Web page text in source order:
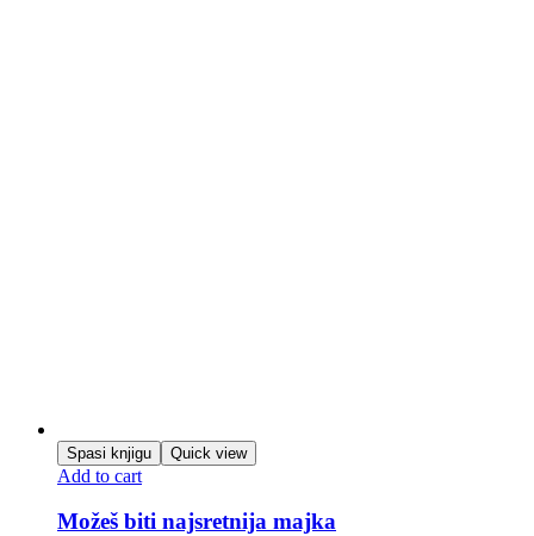
Spasi knjigu Quick view
Add to cart
Možeš biti najsretnija majka